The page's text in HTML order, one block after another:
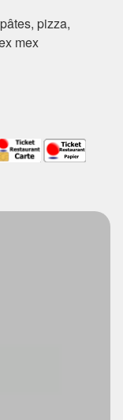
pizza,
mex